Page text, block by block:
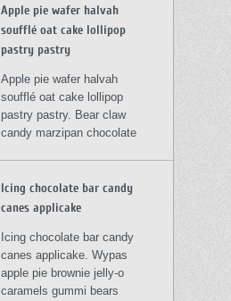
Apple pie wafer halvah
soufflé oat cake lollipop
pastry pastry
Apple pie wafer halvah
soufflé oat cake lollipop
pastry pastry. Bear claw
candy marzipan chocolate
Icing chocolate bar candy
canes applicake
Icing chocolate bar candy
canes applicake. Wypas
apple pie brownie jelly-o
caramels gummi bears